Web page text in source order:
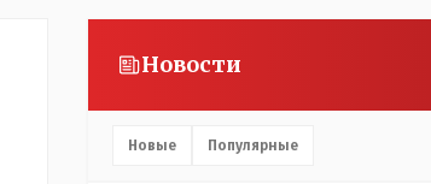
Новости
Новые Популярные